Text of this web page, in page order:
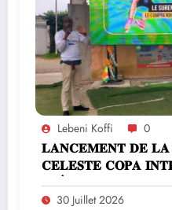
Lebeni Koffi 0
𝐋𝐀𝐍𝐂𝐄𝐌𝐄𝐍𝐓 𝐃𝐄 𝐋𝐀
𝐂𝐄𝐋𝐄𝐒𝐓𝐄 𝐂𝐎𝐏𝐀
𝐏𝐑É𝐒𝐈𝐃𝐄𝐍𝐓 𝐃𝐔
𝐂𝐈𝐓𝐀𝐃𝐄𝐋𝐋𝐄 𝐈𝐕𝐎𝐈𝐑𝐄
30 Juillet 2026